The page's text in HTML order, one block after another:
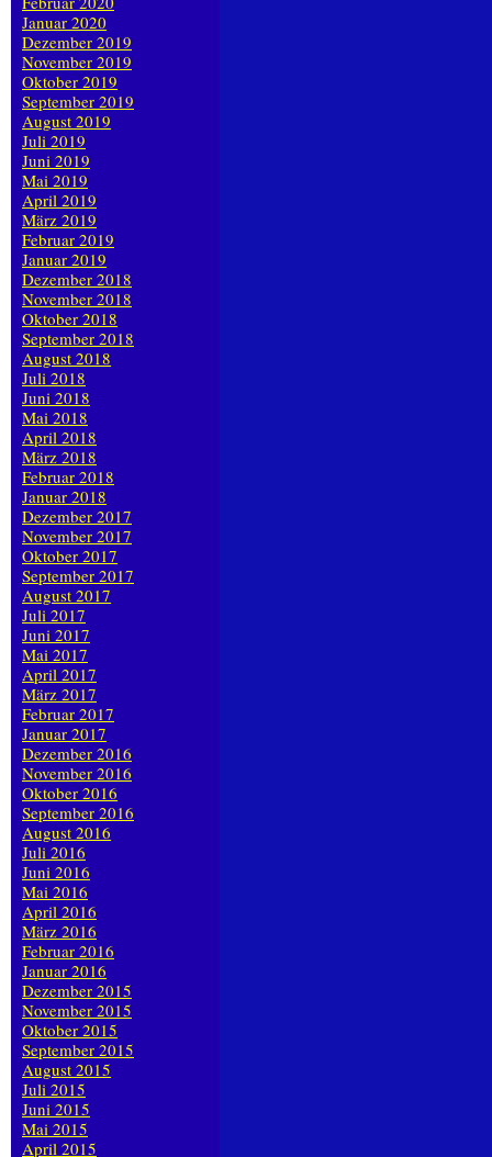
Januar 2020
Dezember 2019
November 2019
Oktober 2019
September 2019
August 2019
Juli 2019
Juni 2019
Mai 2019
April 2019
März 2019
Februar 2019
Januar 2019
Dezember 2018
November 2018
Oktober 2018
September 2018
August 2018
Juli 2018
Juni 2018
Mai 2018
April 2018
März 2018
Februar 2018
Januar 2018
Dezember 2017
November 2017
Oktober 2017
September 2017
August 2017
Juli 2017
Juni 2017
Mai 2017
April 2017
März 2017
Februar 2017
Januar 2017
Dezember 2016
November 2016
Oktober 2016
September 2016
August 2016
Juli 2016
Juni 2016
Mai 2016
April 2016
März 2016
Februar 2016
Januar 2016
Dezember 2015
November 2015
Oktober 2015
September 2015
August 2015
Juli 2015
Juni 2015
Mai 2015
April 2015